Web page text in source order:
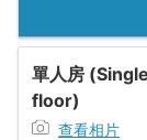
單人房
floor)
查看相片